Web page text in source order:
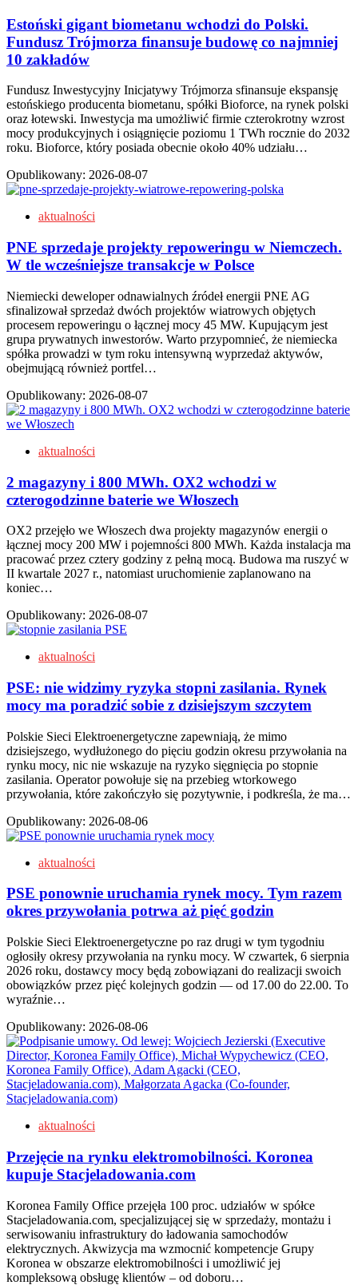
Estoński gigant biometanu wchodzi do Polski.
Fundusz Trójmorza finansuje budowę co najmniej
10 zakładów
Fundusz Inwestycyjny Inicjatywy Trójmorza sfinansuje ekspansję
estońskiego producenta biometanu, spółki Bioforce, na rynek polski
oraz łotewski. Inwestycja ma umożliwić firmie czterokrotny wzrost
mocy produkcyjnych i osiągnięcie poziomu 1 TWh rocznie do 2032
roku. Bioforce, który posiada obecnie około 40% udziału…
Opublikowany: 2026-08-07
aktualności
PNE sprzedaje projekty repoweringu w Niemczech.
W tle wcześniejsze transakcje w Polsce
Niemiecki deweloper odnawialnych źródeł energii PNE AG
sfinalizował sprzedaż dwóch projektów wiatrowych objętych
procesem repoweringu o łącznej mocy 45 MW. Kupującym jest
grupa prywatnych inwestorów. Warto przypomnieć, że niemiecka
spółka prowadzi w tym roku intensywną wyprzedaż aktywów,
obejmującą również portfel…
Opublikowany: 2026-08-07
aktualności
2 magazyny i 800 MWh. OX2 wchodzi w
czterogodzinne baterie we Włoszech
OX2 przejęło we Włoszech dwa projekty magazynów energii o
łącznej mocy 200 MW i pojemności 800 MWh. Każda instalacja ma
pracować przez cztery godziny z pełną mocą. Budowa ma ruszyć w
II kwartale 2027 r., natomiast uruchomienie zaplanowano na
koniec…
Opublikowany: 2026-08-07
aktualności
PSE: nie widzimy ryzyka stopni zasilania. Rynek
mocy ma poradzić sobie z dzisiejszym szczytem
Polskie Sieci Elektroenergetyczne zapewniają, że mimo
dzisiejszego, wydłużonego do pięciu godzin okresu przywołania na
rynku mocy, nic nie wskazuje na ryzyko sięgnięcia po stopnie
zasilania. Operator powołuje się na przebieg wtorkowego
przywołania, które zakończyło się pozytywnie, i podkreśla, że ma…
Opublikowany: 2026-08-06
aktualności
PSE ponownie uruchamia rynek mocy. Tym razem
okres przywołania potrwa aż pięć godzin
Polskie Sieci Elektroenergetyczne po raz drugi w tym tygodniu
ogłosiły okresy przywołania na rynku mocy. W czwartek, 6 sierpnia
2026 roku, dostawcy mocy będą zobowiązani do realizacji swoich
obowiązków przez pięć kolejnych godzin — od 17.00 do 22.00. To
wyraźnie…
Opublikowany: 2026-08-06
aktualności
Przejęcie na rynku elektromobilności. Koronea
kupuje Stacjeladowania.com
Koronea Family Office przejęła 100 proc. udziałów w spółce
Stacjeladowania.com, specjalizującej się w sprzedaży, montażu i
serwisowaniu infrastruktury do ładowania samochodów
elektrycznych. Akwizycja ma wzmocnić kompetencje Grupy
Koronea w obszarze elektromobilności i umożliwić jej
kompleksową obsługę klientów – od doboru…